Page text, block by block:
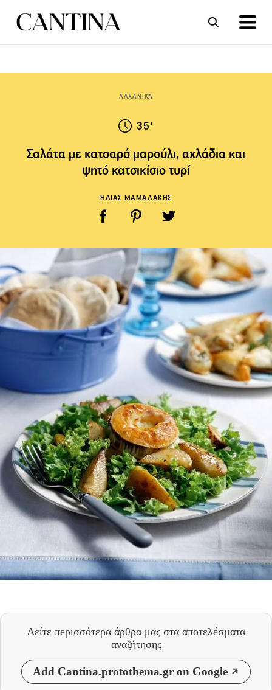
ΛΑΧΑΝΙΚΑ
35'
Σαλάτα με κατσαρό μαρούλι, αχλάδια και
ψητό κατσικίσιο τυρί
ΗΛΙΑΣ ΜΑΜΑΛΑΚΗΣ
Δείτε περισσότερα άρθρα μας στα αποτελέσματα
αναζήτησης
Add Cantina.protothema.gr on Google